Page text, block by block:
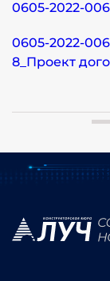
0605-2022-
0605-2022-
8_Проект